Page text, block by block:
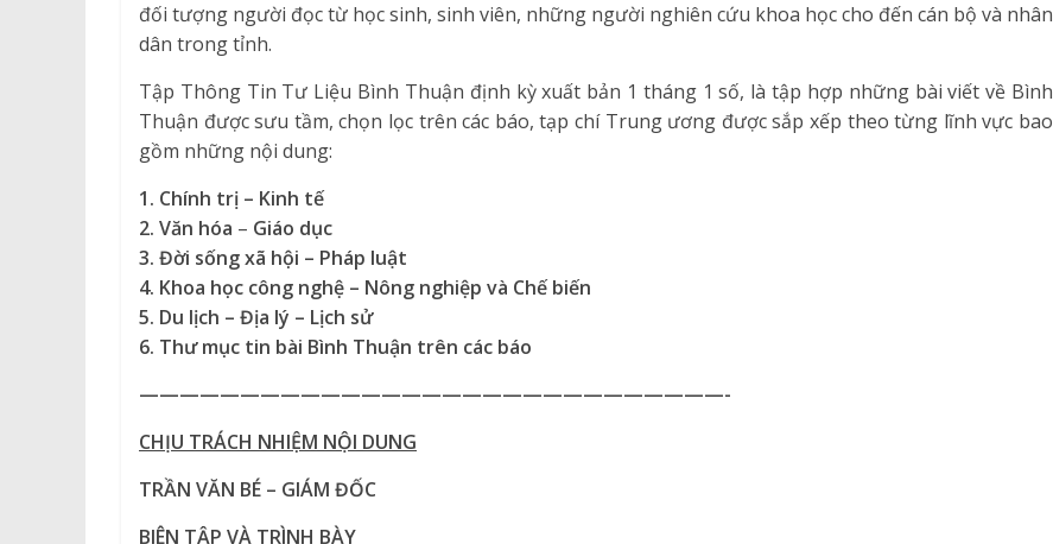
đối tượng người đọc từ học sinh, sinh viên, những người nghiên cứu khoa học cho đến cán bộ và nhân
dân trong tỉnh.
Tập Thông Tin Tư Liệu Bình Thuận định kỳ xuất bản 1 tháng 1 số, là tập hợp những bài viết về Bình
Thuận được sưu tầm, chọn lọc trên các báo, tạp chí Trung ương được sắp xếp theo từng lĩnh vực bao
gồm những nội dung:
1. Chính trị – Kinh tế
2. Văn hóa – Giáo dục
3. Đời sống xã hội – Pháp luật
4. Khoa học công nghệ – Nông nghiệp và Chếbiến
5. Du lịch – Địa lý – Lịch sử
6. Thư mục tin bài Bình Thuận trên các báo
—————————————————————————————-
CHỊU TRÁCH NHIỆM NỘI DUNG
TRẦN VĂN BÉ – GIÁM ĐỐC
BIÊN TẬP VÀ TRÌNH BÀY